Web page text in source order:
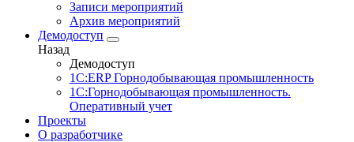
Записи мероприятий
Архив мероприятий
Демодоступ
Назад
Демодоступ
1С:ERP Горнодобывающая промышленность
1С:Горнодобывающая промышленность.
Оперативный учет
Проекты
О разработчике